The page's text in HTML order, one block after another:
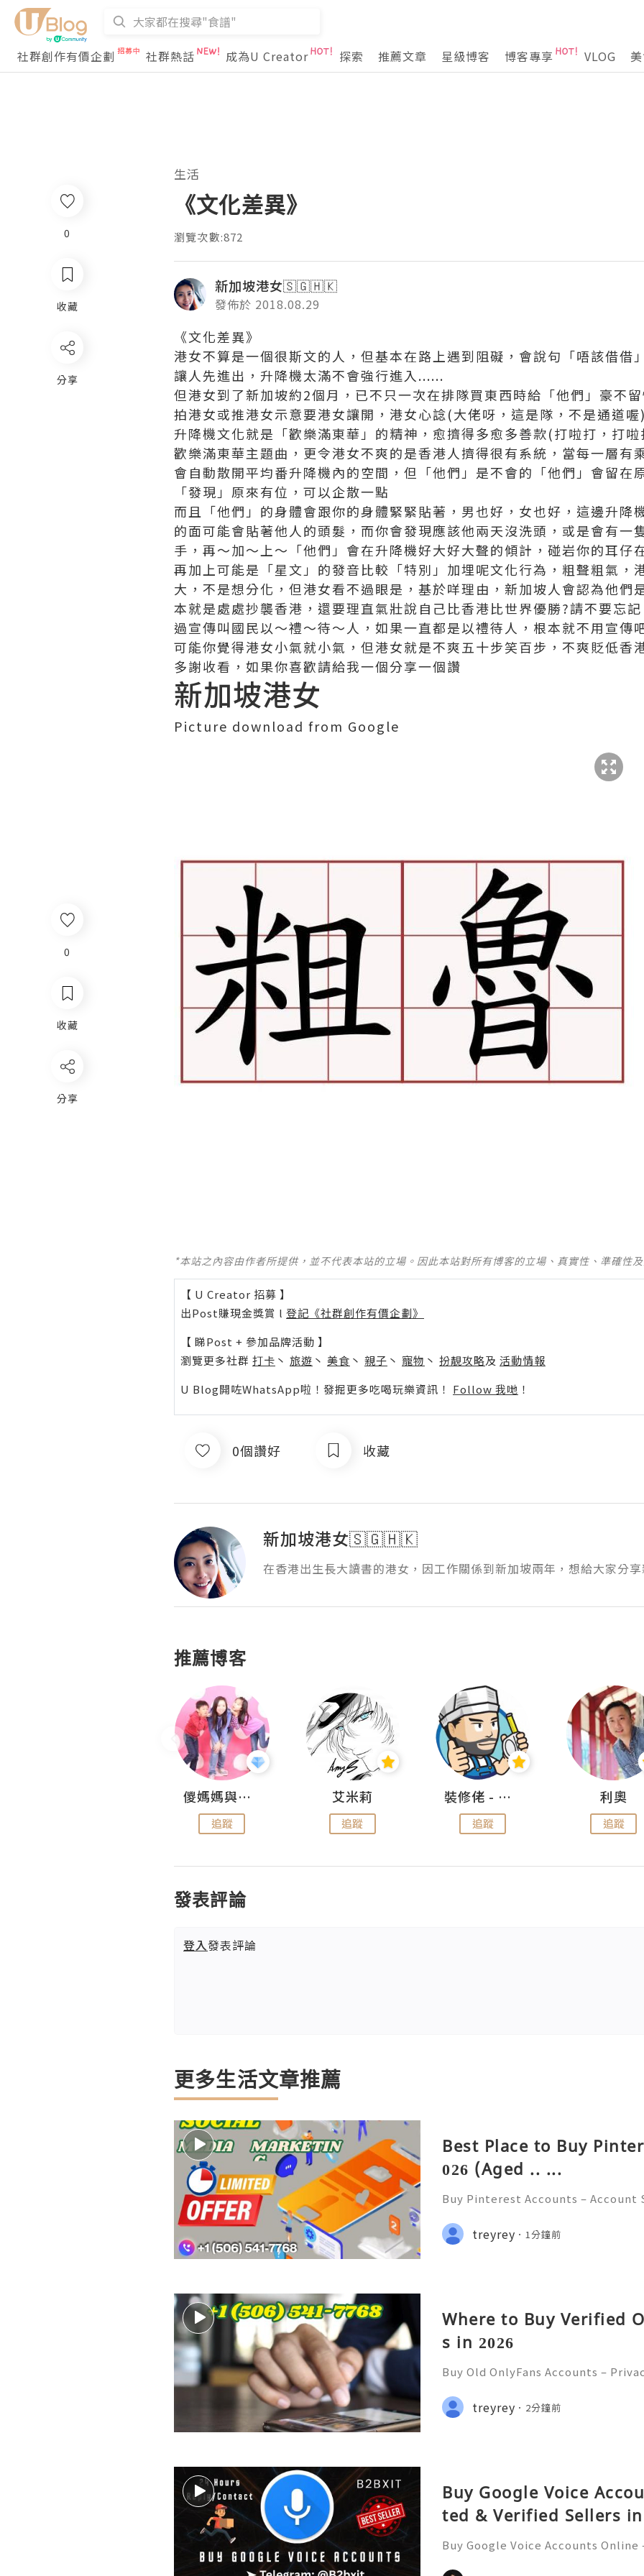
社群創作有價企劃 社群熱話 成為U Creator 探索 推薦文章 星級博客 博客專享 VLOG
0
收藏
分享
生活
《文化差異》
瀏覽次數:872
新加坡港女🇸🇬🇭🇰
發佈於 2018.08.29
《文化差異》
港女不算是一個很斯文的人，但基本在路上遇到阻礙，會說句「唔該借借
讓人先進出，升降機太滿不會強行進入......
但港女到了新加坡約2個月，已不只一次在排隊買東西時給「他們」豪不
拍港女或推港女示意要港女讓開，港女心諗(大佬呀，這是隊，不是通道
升降機文化就是「歡樂滿東華」的精神，愈擠得多愈多善款(打啦打，打
歡樂滿東華主題曲，更令港女不爽的是香港人擠得很有系統，當每一層有
會自動散開平均番升降機內的空間，但「他們」是不會的「他們」會留在
「發現」原來有位，可以企散一點
而且「他們」的身體會跟你的身體緊緊貼著，男也好，女也好，這邊升降
的面可能會貼著他人的頭髮，而你會發現應該他兩天沒洗頭，或是會有一
手，再～加～上～「他們」會在升降機好大好大聲的傾計，碰岩你的耳仔
再加上可能是「星文」的發音比較「特別」加埋呢文化行為，粗聲粗氣，
大，不是想分化，但港女看不過眼是，基於咩理由，新加坡人會認為他們
本就是處處抄襲香港，還要理直氣壯說自己比香港比世界優勝?請不要忘
過宣傳叫國民以～禮～待～人，如果一直都是以禮待人，根本就不用宣傳
可能你覺得港女小氣就小氣，但港女就是不爽五十步笑百步，不爽貶低香
多謝收看，如果你喜歡請給我一個分享一個讚
新加坡港女
Picture download from Google
*本站之內容由作者所提供，並不代表本站的立場。因此本站對所有博客的立場、真實性、準確性
【 U Creator 招募 】
出Post賺現金獎賞 l 登記《社群創作有價企劃》
【 睇Post + 參加品牌活動 】
瀏覽更多社群 打卡 丶 旅遊 丶 美食 丶 親子 丶 寵物 丶 扮靚攻略及 活動情報
U Blog開咗WhatsApp啦！發掘更多吃喝玩樂資訊！ Follow 我哋 ！
0個讚好 收藏
新加坡港女🇸🇬🇭🇰
在香港出生長大讀書的港女，因工作關係到新加坡兩年，想給大家分
推薦博客
儍媽媽與兩隻小魔怪之家
追蹤
艾米莉
追蹤
裝修佬 - 香港一站式網上裝修平台
追蹤
利奧
追蹤
發表評論
登入發表評論
更多生活文章推薦
Best Place to Buy
026 (Aged .. ...
Buy Pinterest Accounts –
💫🌐✨💎Fast & Reliable 24/7
💎WhatsApp :+1 (506) 541-7768
treyrey 1分鐘前
Where to Buy Verified
s in 2026
Buy Old OnlyFans Accounts –
💲💫🌐✨💎Fast & Reliable 24/7
✨💎WhatsApp :+1 (506) 541-7768
treyrey 2分鐘前
Buy Google Voice
ted & Verified Sellers in
Buy Google Voice Accounts
0
收藏
分享